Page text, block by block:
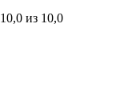
10,0 из 10,0